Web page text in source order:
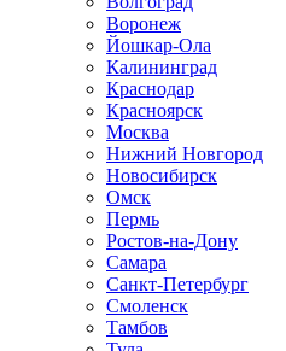
Воронеж
Йошкар-Ола
Калининград
Краснодар
Красноярск
Москва
Нижний Новгород
Новосибирск
Омск
Пермь
Ростов-на-Дону
Самара
Санкт-Петербург
Смоленск
Тамбов